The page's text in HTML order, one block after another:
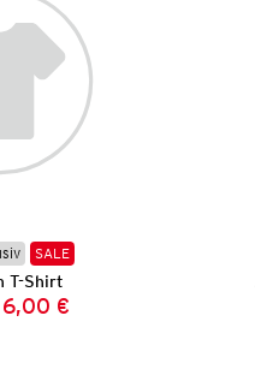
SALE
T-Shirt
Preis:
Preis:
6,00 €